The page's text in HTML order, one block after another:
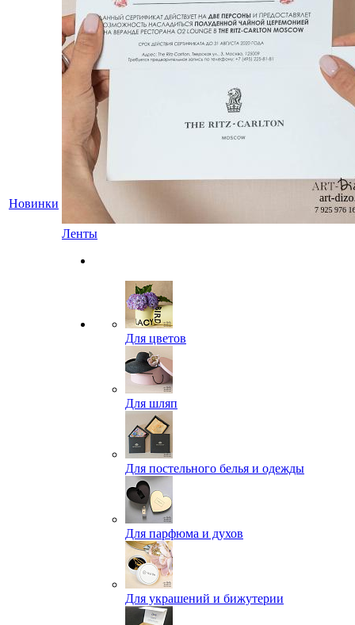
Новинки
Ленты
Для цветов
Для шляп
Для постельного белья и одежды
Для парфюма и духов
Для украшений и бижутерии